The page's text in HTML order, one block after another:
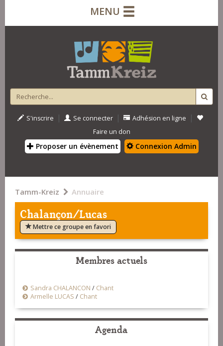
MENU
S'inscrire | Se connecter | Adhésion en ligne |
Faire un don
Proposer un évènement Connexion Admin
Tamm-Kreiz Annuaire
Chalançon/Lucas
Mettre ce groupe en favori
Membres actuels
Sandra CHALANCON / Chant
Armelle LUCAS / Chant
Agenda